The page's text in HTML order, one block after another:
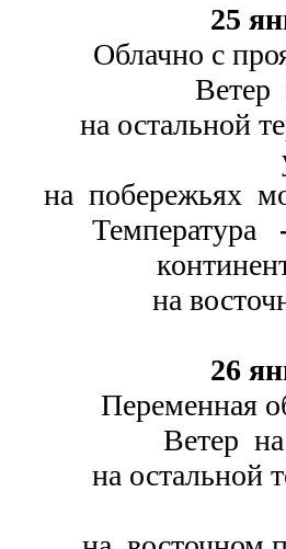
25
Облачно с
Ветер
на остальной
на побережьях
Температура
на
26
Переменная
Ветер на
на остальной